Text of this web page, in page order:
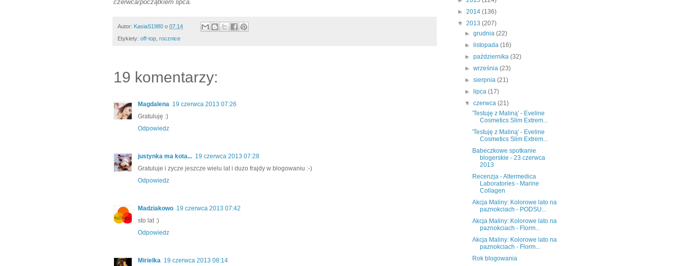
czerwca/początkiem lipca.
Autor: KasiaS1980 o 07:14
Etykiety: off-top rocznice
19 komentarzy:
Magdalena 19 czerwca 2013 07:26
Gratuluję :)
Odpowiedz
justynka ma kota... 19 czerwca 2013 07:28
Gratuluje i zycze jeszcze wielu lat i duzo frajdy w blogowaniu :-)
Odpowiedz
Madziakowo 19 czerwca 2013 07:42
sto lat :)
Odpowiedz
Mirielka 19 czerwca 2013 08:14
► 2014 (136)
▼ 2013 (207)
►grudnia(22)
►
listopada(16)
►października(32)
►września(23)
►sierpnia(21)
►
lipca(17)
▼czerwca(21)
'Testuję z Maliną' - Eveline
Cosmetics Slim Extrem...
'Testuję z Maliną' - Eveline
Cosmetics Slim Extrem...
Babeczkowe spotkanie
blogerskie - 23 czerwca
2013
Recenzja - Altermedica
Laboratories - Marine
Collagen
Akcja Maliny: Kolorowe lato na
paznokciach - PODSU...
Akcja Maliny: Kolorowe lato na
paznokciach - Florm...
Akcja Maliny: Kolorowe lato na
paznokciach - Florm...
Rok blogowania